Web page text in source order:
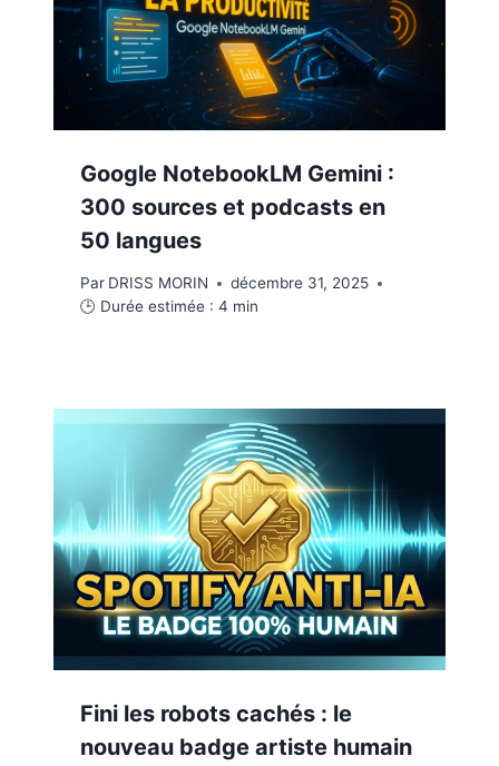
Google NotebookLM Gemini :
300 sources et podcasts en
50 langues
Par DRISS MORIN
décembre 31, 2025
🕒 Durée estimée : 4 min
Fini les robots cachés : le
nouveau badge artiste humain